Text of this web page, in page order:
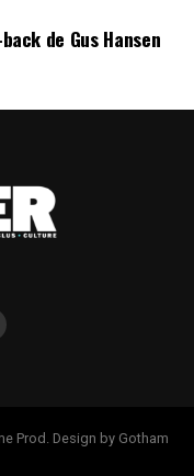
de Gus Hansen
Prod. Design by Gotham